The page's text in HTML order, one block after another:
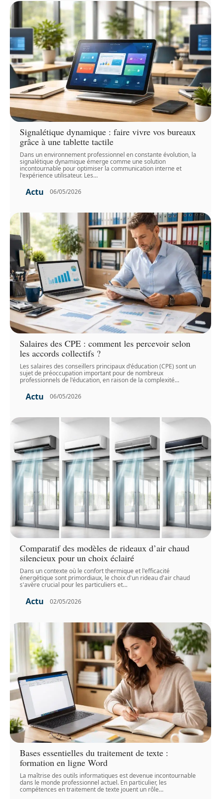
Signalétique dynamique : faire vivre vos bureaux
grâce à une tablette tactile
Dans un environnement professionnel en constante évolution, la
signalétique dynamique émerge comme une solution
incontournable pour optimiser la communication interne et
l'expérience utilisateur. Les…
Actu 06/05/2026
Salaires des CPE : comment les percevoir selon
les accords collectifs ?
Les salaires des conseillers principaux d'éducation (CPE) sont un
sujet de préoccupation important pour de nombreux
professionnels de l'éducation, en raison de la complexité…
Actu 06/05/2026
Comparatif des modèles de rideaux d’air chaud
silencieux pour un choix éclairé
Dans un contexte où le confort thermique et l'efficacité
énergétique sont primordiaux, le choix d'un rideau d'air chaud
s'avère crucial pour les particuliers et…
Actu 02/05/2026
Bases essentielles du traitement de texte :
formation en ligne Word
La maîtrise des outils informatiques est devenue incontournable
dans le monde professionnel actuel. En particulier, les
compétences en traitement de texte jouent un rôle…